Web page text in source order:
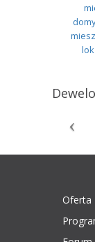
Oferta